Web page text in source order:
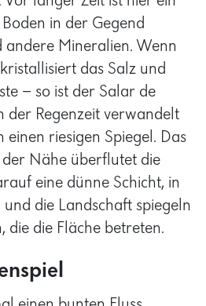
Mineralien. Wenn
das Salz und
– so ist der Salar de
Regenzeit verwandelt
riesigen Spiegel. Das
der Nähe überflutet die
eine dünne Schicht, in
die Landschaft spiegeln
die die Fläche betreten.
einen bunten Fluss
Fünf-Farben-Fluss in